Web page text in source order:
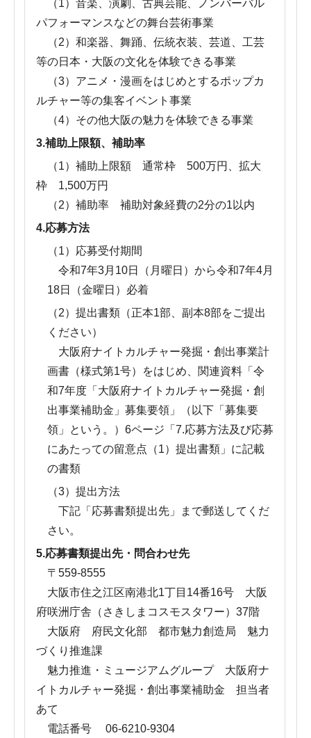
（1）音楽、演劇、古典芸能、ノンバーバル
パフォーマンスなどの舞台芸術事業
（2）和楽器、舞踊、伝統衣装、芸道、工芸
等の日本・大阪の文化を体験できる事業
（3）アニメ・漫画をはじめとするポップカ
ルチャー等の集客イベント事業
（4）その他大阪の魅力を体験できる事業
3.補助上限額、補助率
（1）補助上限額 通常枠 500万円、拡大
枠 1,500万円
（2）補助率 補助対象経費の2分の1以内
4.応募方法
（1）応募受付期間
令和7年3月10日（月曜日）から令和7年4月
18日（金曜日）必着
（2）提出書類（正本1部、副本8部をご提出
ください）
大阪府ナイトカルチャー発掘・創出事業計
画書（様式第1号）をはじめ、関連資料「令
和7年度「大阪府ナイトカルチャー発掘・創
出事業補助金」募集要領」（以下「募集要
領」という。）6ページ「7.応募方法及び応募
にあたっての留意点（1）提出書類」に記載
の書類
（3）提出方法
下記「応募書類提出先」まで郵送してくだ
さい。
5.応募書類提出先・問合わせ先
〒559-8555
大阪市住之江区南港北1丁目14番16号 大阪
府咲洲庁舎（さきしまコスモスタワー）37階
大阪府 府民文化部 都市魅力創造局 魅力
づくり推進課
魅力推進・ミュージアムグループ 大阪府ナ
イトカルチャー発掘・創出事業補助金 担当者
あて
電話番号 06-6210-9304